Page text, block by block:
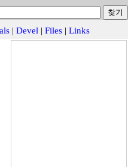
| Devel | Files | Links